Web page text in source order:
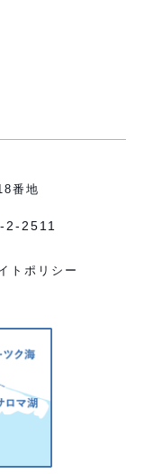
番地
2-2511
トポリシー